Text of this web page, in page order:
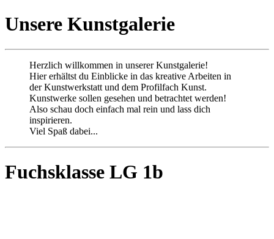
Unsere Kunstgalerie
Herzlich willkommen in unserer Kunstgalerie!
Hier erhältst du Einblicke in das kreative Arbeiten in
der Kunstwerkstatt und dem Profilfach Kunst.
Kunstwerke sollen gesehen und betrachtet werden!
Also schau doch einfach mal rein und lass dich
inspirieren.
Viel Spaß dabei...
Fuchsklasse LG 1b